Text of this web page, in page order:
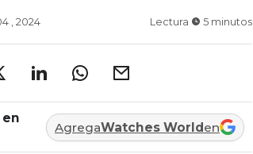
, 2024 Lectura 5 minutos
AgregaWatches Worlden